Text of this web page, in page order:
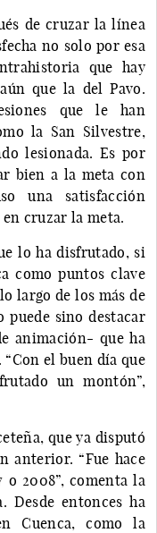
de cruzar la línea
no solo por esa
que hay
que la del Pavo.
que le han
la San Silvestre,
lesionada. Es por
bien a la meta con
una satisfacción
cruzar la meta.
lo ha disfrutado, si
como puntos clave
largo de los más de
puede sino destacar
animación- que ha
el buen día que
un montón”,
que ya disputó
anterior. “Fue hace
o 2008”, comenta la
Desde entonces ha
Cuenca, como la